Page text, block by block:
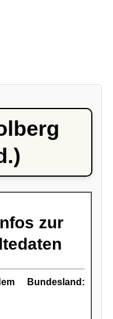
zur
Bundesland: